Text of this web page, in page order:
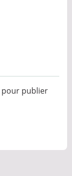
pour publier